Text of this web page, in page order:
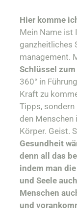
Hier komme
Mein Name ist
ganzheitliches
management.
Schlüssel zum
360° in
Kraft zu
Tipps,
den Menschen
Körper. Geist.
Gesundheit
denn all das
indem man
und Seele
Menschen
und